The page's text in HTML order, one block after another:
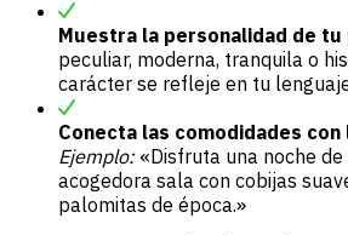
Muestra la personalidad de tu
peculiar, moderna, tranquila o
carácter se refleje en tu
Conecta las comodidades
Ejemplo: «Disfruta una noche
acogedora sala con cobijas
palomitas de época.»